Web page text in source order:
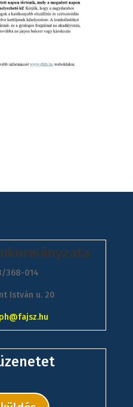
368-014
István u. 20